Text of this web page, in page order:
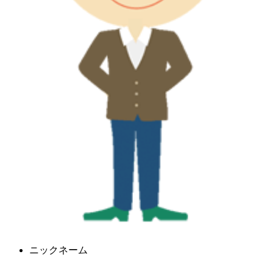
ニックネーム